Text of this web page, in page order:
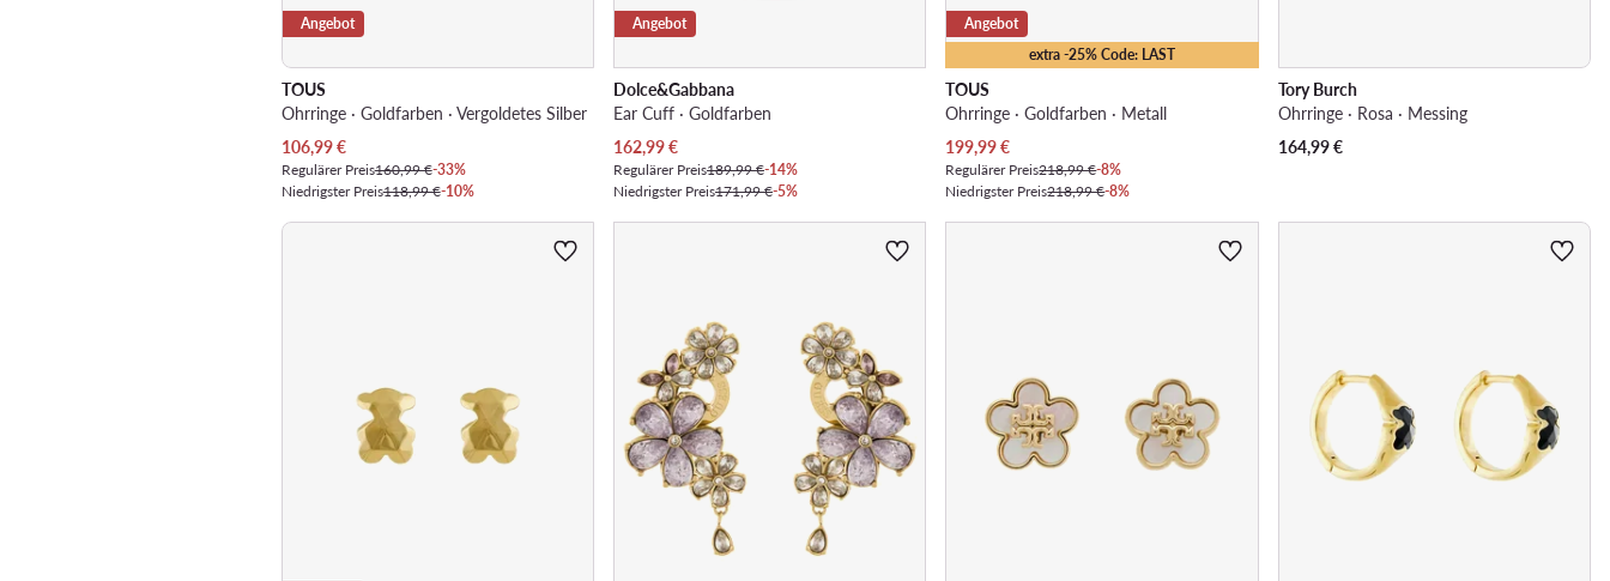
Angebot
TOUS
Ohrringe · Goldfarben · Vergoldetes Silber
Aktueller Preis
106,99€
Regulärer Preis160,99 €-33%
Niedrigster Preis118,99 €-10%
Angebot
Dolce&Gabbana
Ear Cuff · Goldfarben
Aktueller Preis
162,99€
Regulärer Preis189,99 €-14%
Niedrigster Preis171,99 €-5%
extra -25% Code: LAST
Angebot
TOUS
Ohrringe · Goldfarben · Metall
Aktueller Preis
199,99€
Regulärer Preis218,99 €-8%
Niedrigster Preis218,99 €-8%
Tory Burch
Ohrringe · Rosa · Messing
164,99€